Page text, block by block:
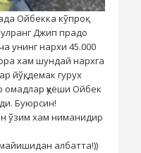
Ойбекка кўпроқ
Джип прадо
унинг нархи 45.000
хам шундай нархга
йўқ, демак гурух
омадлар қуёши Ойбек
Буюрсин!
ўзим хам ниманидир
албатта!))